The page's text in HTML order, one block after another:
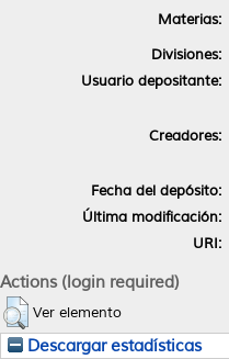
Materias:
Divisiones:
Usuario depositante:
Creadores:
Fecha del depósito:
Última modificación:
URI:
Actions (login required)
Ver elemento
Descargar estadísticas